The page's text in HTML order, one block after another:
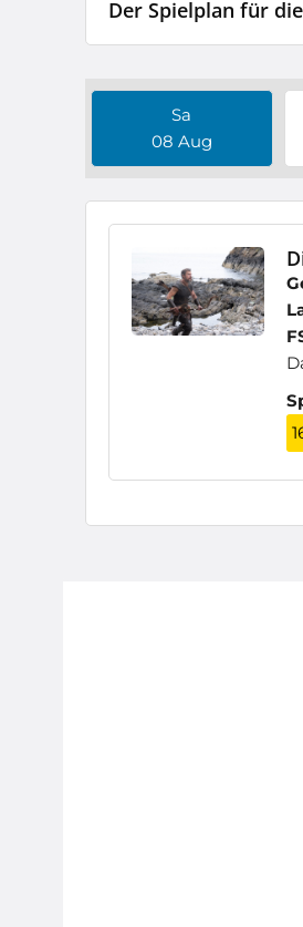
Der Spielplan für
Sa
08 Aug